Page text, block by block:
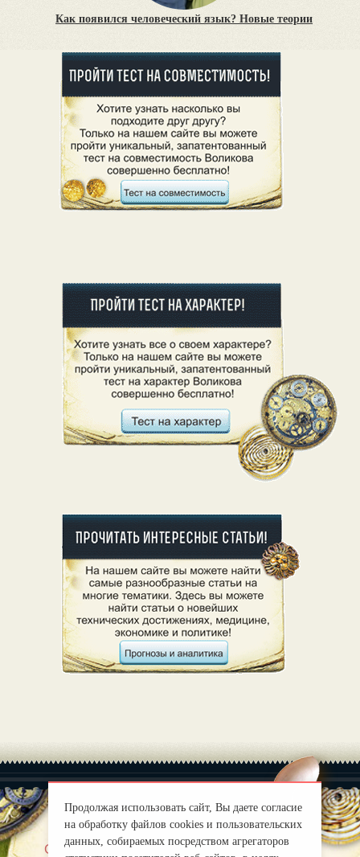
Как появился человеческий язык? Новые теории
О нас | Правила
Продолжая использовать сайт, Вы даете согласие
на обработку файлов cookies и пользовательских
данных, собираемых посредством агрегаторов